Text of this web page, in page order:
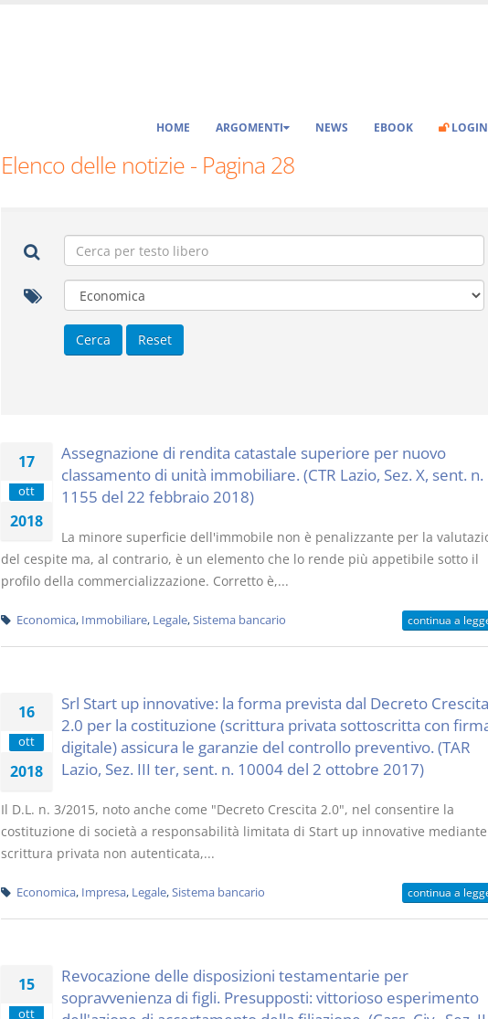
HOME ARGOMENTI NEWS EBOOK LOGIN
Elenco delle notizie - Pagina 28
17
ott
2018
Assegnazione di rendita catastale superiore per nuovo
classamento di unità immobiliare. (CTR Lazio, Sez. X, sent. n.
1155 del 22 febbraio 2018)
La minore superficie dell'immobile non è penalizzante per la
del cespite ma, al contrario, è un elemento che lo rende più appetibile sotto il
profilo della commercializzazione. Corretto è,...
Economica, Immobiliare, Legale,Sistema bancario continua a
16
ott
2018
Srl Start up innovative: la forma prevista dal Decreto Crescita
2.0 per la costituzione (scrittura privata sottoscritta con
digitale) assicura le garanzie del controllo preventivo. (TAR
Lazio, Sez. III ter, sent. n. 10004 del 2 ottobre 2017)
Il D.L. n. 3/2015, noto anche come "Decreto Crescita 2.0", nel consentire la
costituzione di società a responsabilità limitata di Start up innovative
scrittura privata non autenticata,...
Economica, Impresa, Legale,Sistema bancario continua a
15
ott
Revocazione delle disposizioni testamentarie per
sopravvenienza di figli. Presupposti: vittorioso esperimento
decadenza
D. Minussi
(iva incl.)
relazione giuridica
D. Minussi
(iva incl.)